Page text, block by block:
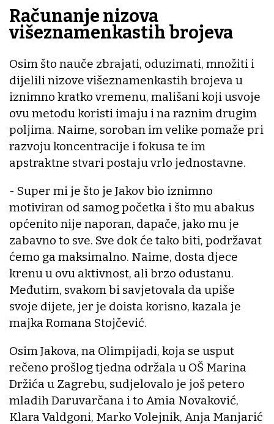
Računanje nizova
višeznamenkastih brojeva
Osim što nauče zbrajati, oduzimati, množiti i
dijelili nizove višeznamenkastih brojeva u
iznimno kratko vremenu, mališani koji usvoje
ovu metodu koristi imaju i na raznim drugim
poljima. Naime, soroban im velike pomaže pri
razvoju koncentracije i fokusa te im
apstraktne stvari postaju vrlo jednostavne.
- Super mi je što je Jakov bio iznimno
motiviran od samog početka i što mu abakus
općenito nije naporan, dapače, jako mu je
zabavno to sve. Sve dok će tako biti, podržavat
ćemo ga maksimalno. Naime, dosta djece
krenu u ovu aktivnost, ali brzo odustanu.
Međutim, svakom bi savjetovala da upiše
svoje dijete, jer je doista korisno, kazala je
majka Romana Stojčević.
Osim Jakova, na Olimpijadi, koja se usput
rečeno prošlog tjedna održala u OŠ Marina
Držića u Zagrebu, sudjelovalo je još petero
mladih Daruvarčana i to Amia Novaković,
Klara Valdgoni, Marko Volejnik, Anja Manjarić